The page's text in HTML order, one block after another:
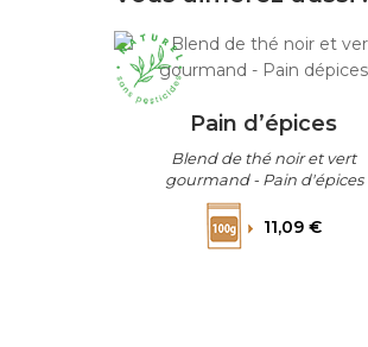
Pain d’épices
Blend de thé noir et vert
gourmand - Pain d'épices
Prix
11,09 €